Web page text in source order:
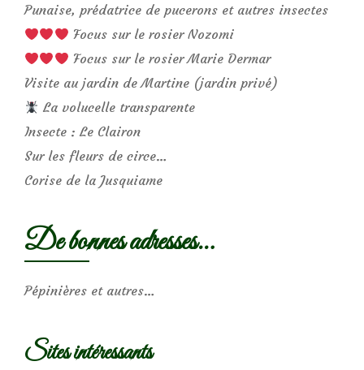
Punaise, prédatrice de pucerons et autres insectes
Focus sur le rosier Nozomi
Focus sur le rosier Marie Dermar
Visite au jardin de Martine (jardin privé)
La volucelle transparente
Insecte : Le Clairon
Sur les fleurs de circe…
Corise de la Jusquiame
De bonnes adresses…
Pépinières et autres…
Sites intéressants